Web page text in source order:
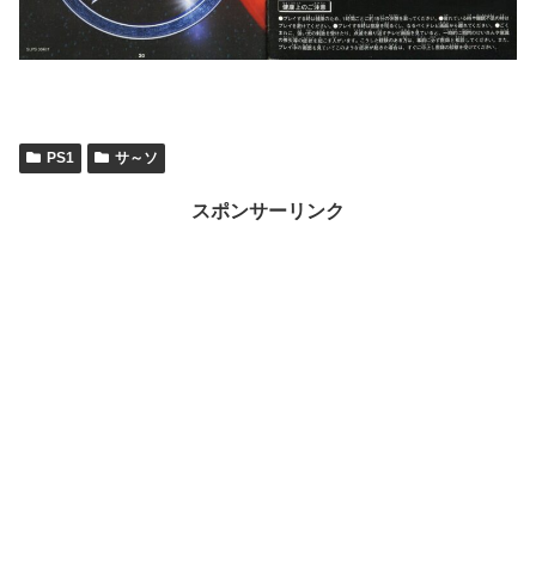
PS1 サ～ソ
スポンサーリンク